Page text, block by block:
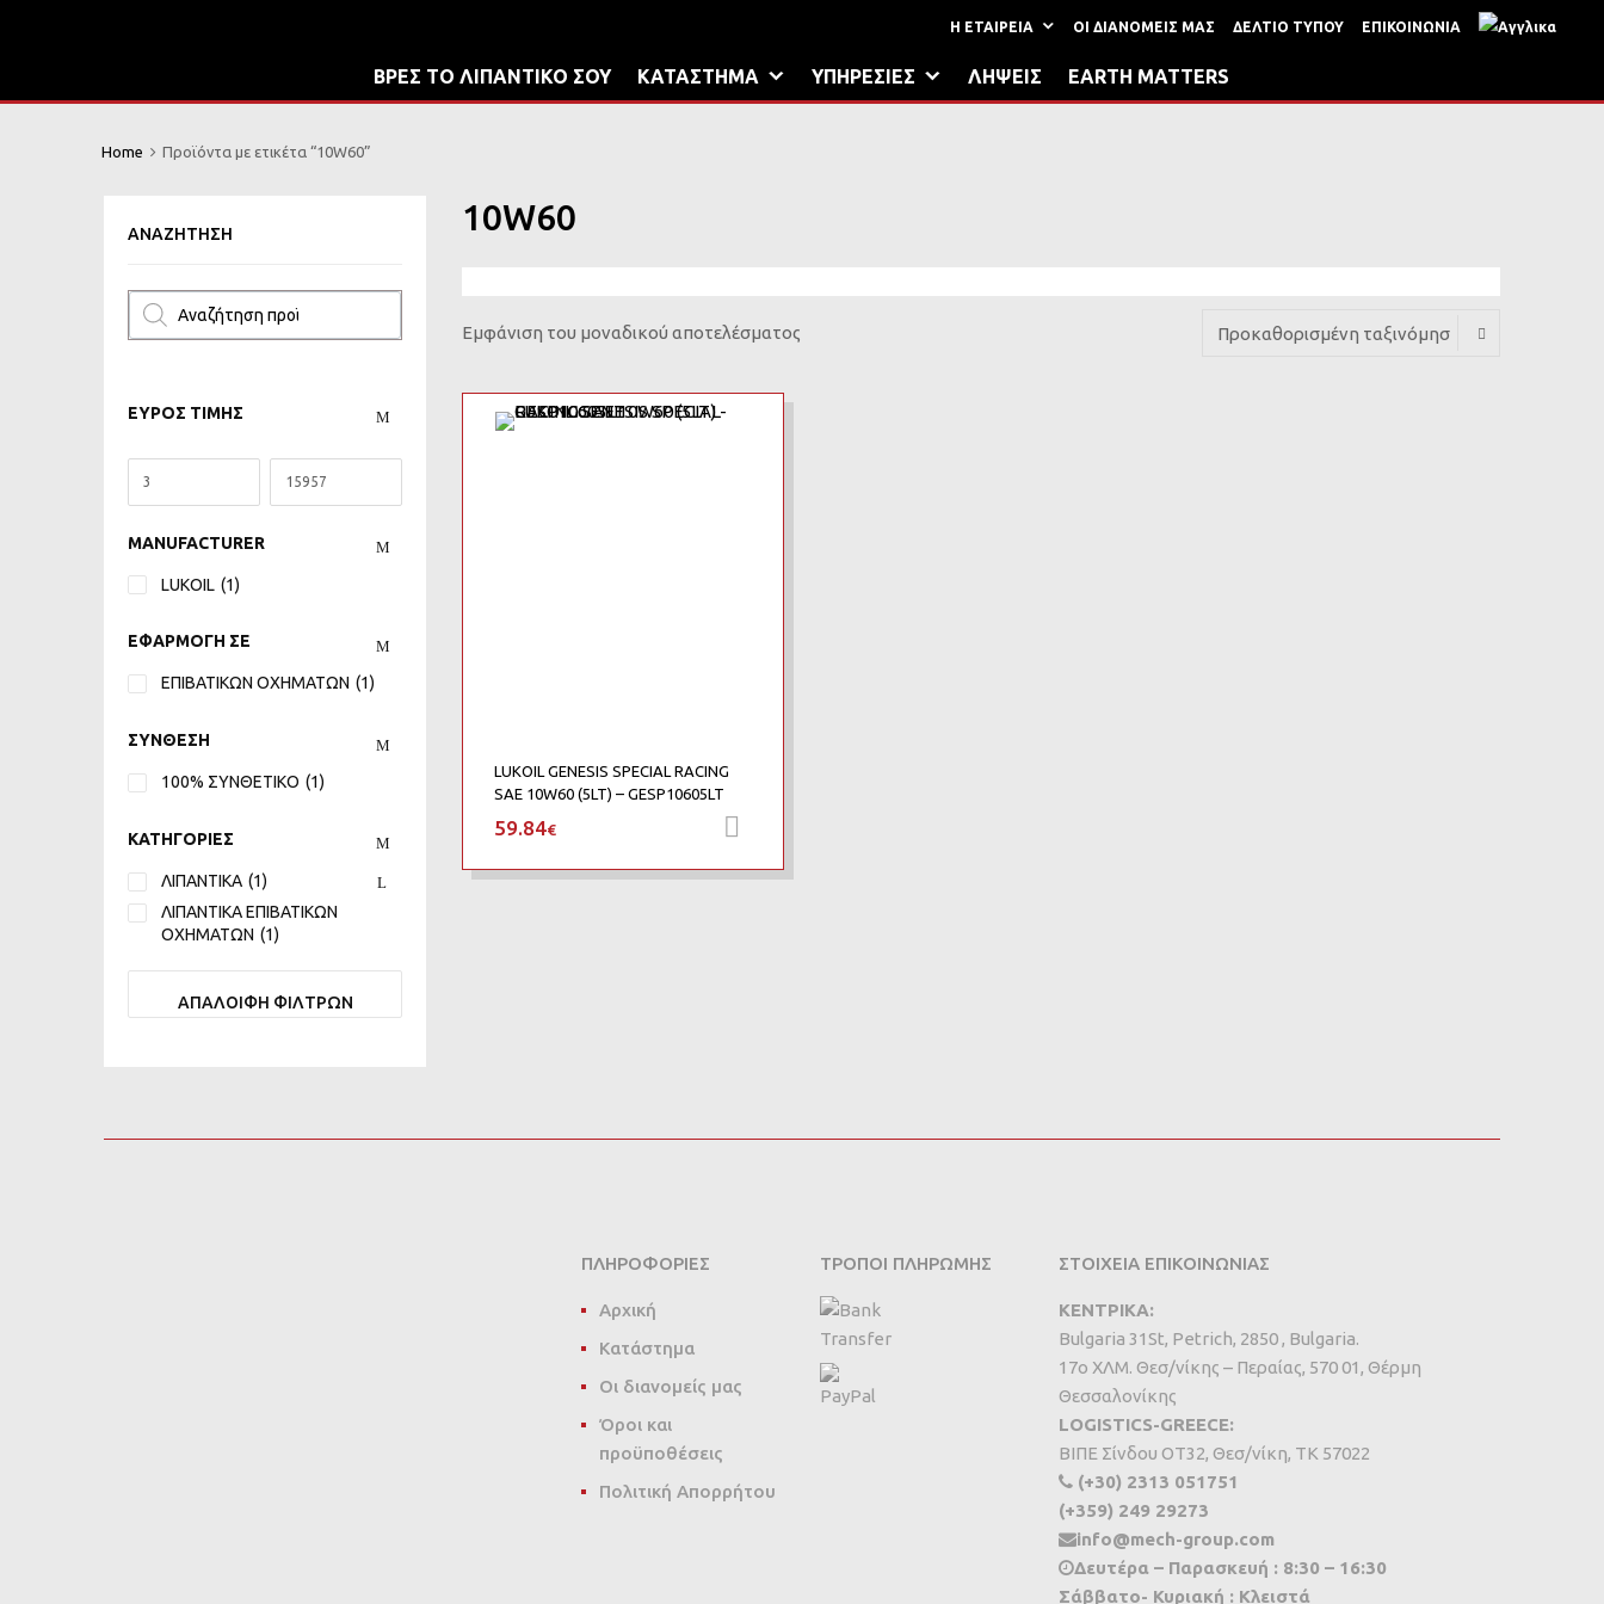
Η ΕΤΑΙΡΕΙΑ ΟΙ ΔΙΑΝΟΜΕΙΣ ΜΑΣ ΔΕΛΤΙΟ ΤΥΠΟΥ ΕΠΙΚΟΙΝΩΝΙΑ
ΒΡΕΣ ΤΟ ΛΙΠΑΝΤΙΚΟ ΣΟΥ ΚΑΤΑΣΤΗΜΑ ΥΠΗΡΕΣΙΕΣ ΛΗΨΕΙΣ EARTH MATTERS
Home Προϊόντα με ετικέτα “10W60”
10W60
Εμφάνιση του μοναδικού αποτελέσματος
LUKOIL GENESIS SPECIAL RACING
SAE 10W60 (5LT) – GESP10605LT
59.84€
ΑΝΑΖΉΤΗΣΗ
ΕΥΡΟΣ ΤΙΜΗΣ
MANUFACTURER
LUKOIL (1)
ΕΦΑΡΜΟΓΗ ΣΕ
ΕΠΙΒΑΤΙΚΩΝ ΟΧΗΜΑΤΩΝ (1)
ΣΥΝΘΕΣΗ
100% ΣΥΝΘΕΤΙΚΟ (1)
ΚΑΤΗΓΟΡΙΕΣ
ΛΙΠΑΝΤΙΚΑ (1)
ΛΙΠΑΝΤΙΚΑ ΕΠΙΒΑΤΙΚΩΝ
ΟΧΗΜΑΤΩΝ (1)
ΑΠΑΛΟΙΦΗ ΦΙΛΤΡΩΝ
ΠΛΗΡΟΦΟΡΊΕΣ
Αρχική
Κατάστημα
Οι διανομείς μας
Όροι και
προϋποθέσεις
Πολιτική Απορρήτου
ΤΡΌΠΟΙ ΠΛΗΡΩΜΉΣ ΣΤΟΙΧΕΙΑ ΕΠΙΚΟΙΝΩΝΙΑΣ
ΚΕΝΤΡΙΚΑ:
Bulgaria 31St, Petrich, 2850 , Bulgaria.
17ο ΧΛΜ. Θεσ/νίκης – Περαίας, 570 01, Θέρμη
Θεσσαλονίκης
LOGISTICS-GREECE:
BIΠΕ Σίνδου ΟΤ32, Θεσ/νίκη, ΤΚ 57022
(+30) 2313 051751
(+359) 249 29273
info@mech-group.com
Δευτέρα – Παρασκευή : 8:30 – 16:30
Σάββατο- Κυριακή : Κλειστά